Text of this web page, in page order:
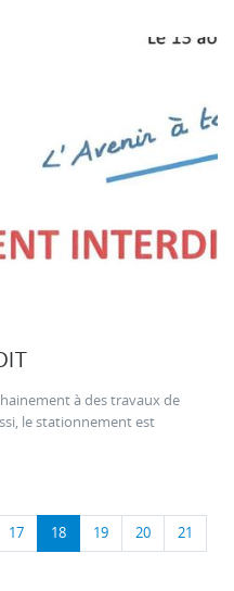
à des travaux de
le stationnement est
17 18 19 20 21